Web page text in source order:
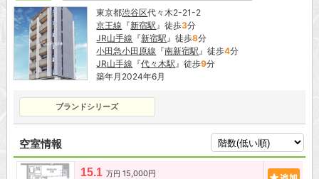
東京都渋谷区代々木2-21-2
京王線 『新宿駅 』徒歩3分
JR山手線 『新宿駅 』徒歩8分
小田急小田原線 『南新宿駅 』徒歩4分
JR山手線 『代々木駅 』徒歩9分
築年月2024年6月
ブランドシリーズ
空室情報
15.1 万円 15,000円